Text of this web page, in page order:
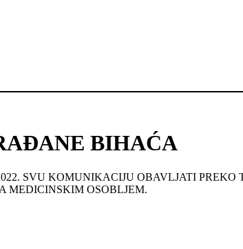
BIHAĆA
SVU KOMUNIKACIJU OBAVLJATI PREKO
MEDICINSKIM OSOBLJEM.